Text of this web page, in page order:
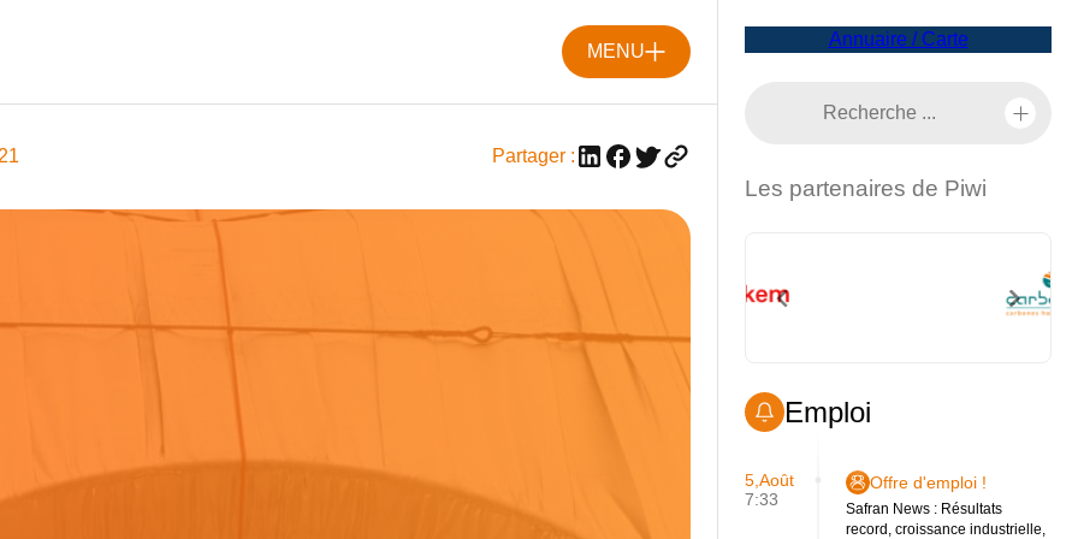
MENU
Partager :
Annuaire / Carte
Les partenaires de Piwi
Emploi
5,Août
7:33
Offre d'emploi !
Safran News : Résultats
record, croissance industrielle,